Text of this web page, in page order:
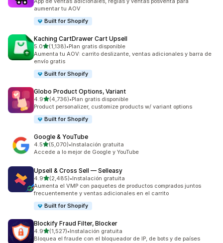
aumentar tu AOV
Built for Shopify
Kaching CartDrawer Cart Upsell
5.0de 5 estrellas
(1,138)
1138 reseñas en total
•Plan gratis disponible
Aumenta tu AOV: carrito deslizante, ventas adicionales y barra de
envío gratis
Built for Shopify
Globo Product Options, Variant
4.9de 5 estrellas
(4,736)
4736 reseñas en total
•Plan gratis disponible
Product personalizer, customize products w/ variant options
Built for Shopify
Google & YouTube
4.5de 5 estrellas
(5,070)
5070 reseñas en total
•Instalación gratuita
Accede a lo mejor de Google y YouTube
Upsell & Cross Sell — Selleasy
4.9de 5 estrellas
(2,485)
2485 reseñas en total
•Instalación gratuita
Aumenta el VMP con paquetes de productos comprados juntos
frecuentemente y ventas adicionales en el carrito
Built for Shopify
Blockify Fraud Filter, Blocker
4.9de 5 estrellas
(1,527)
1527 reseñas en total
•Instalación gratuita
Bloquea el fraude con el bloqueador de IP, de bots y de países